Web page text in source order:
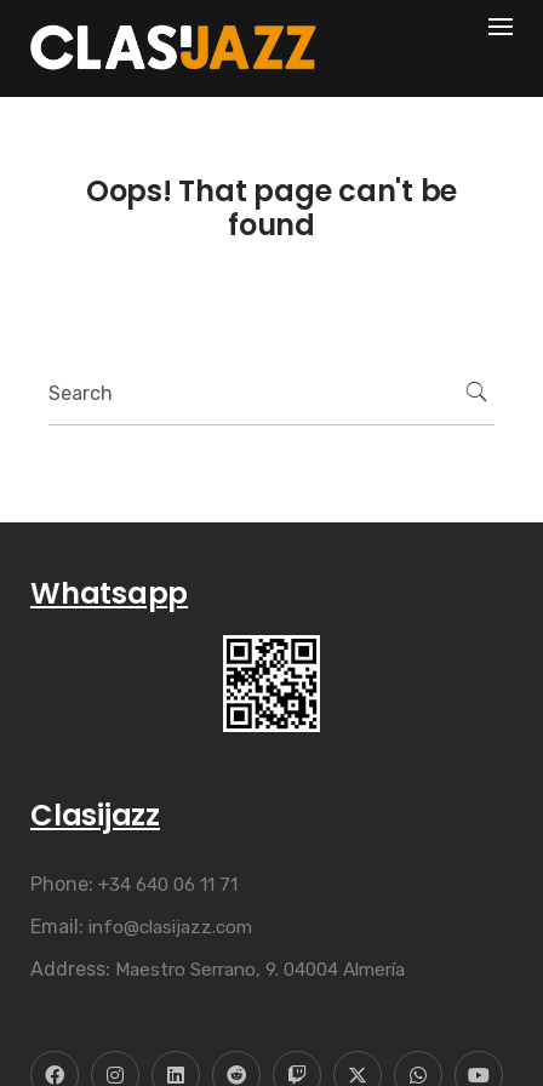
content
404
Oops! That page can't be
found
Whatsapp
Clasijazz
Phone: +34 640 06 11 71
Email: info@clasijazz.com
Address: Maestro Serrano, 9. 04004 Almería